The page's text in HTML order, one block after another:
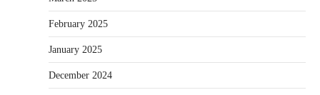
February 2025
January 2025
December 2024